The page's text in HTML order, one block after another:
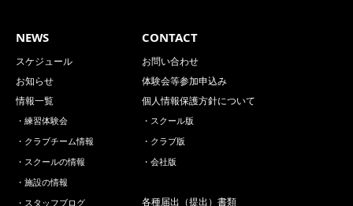
NEWS
スケジュール
お知らせ
情報一覧
・練習体験会
・クラブチーム情報
・スクールの情報
・施設の情報
・スタッフブログ
CONTACT
お問い合わせ
体験会等参加申込み
個人情報保護方針について
・スクール版
・クラブ版
・会社版
各種届出（提出）書類